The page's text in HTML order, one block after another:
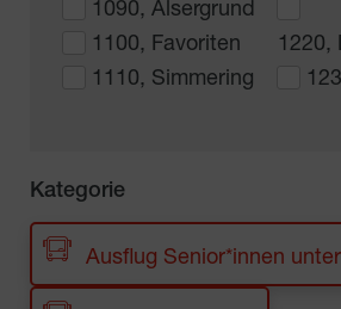
1090, Alsergrund
1100, Favoriten
1110, Simmering
1220,
Kategorie
Ausflug Senior*innen